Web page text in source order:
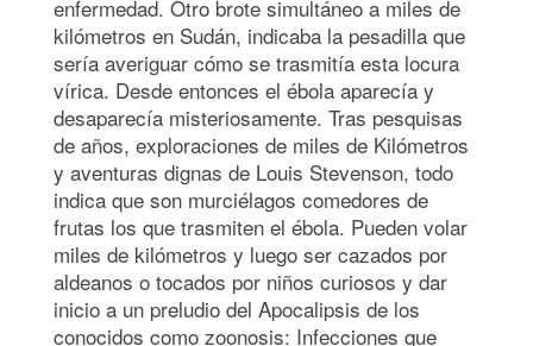
enfermedad. Otro brote simultáneo a miles de
kilómetros en Sudán, indicaba la pesadilla que
sería averiguar cómo se trasmitía esta locura
vírica. Desde entonces el ébola aparecía y
desaparecía misteriosamente. Tras pesquisas
de años, exploraciones de miles de Kilómetros
y aventuras dignas de Louis Stevenson, todo
indica que son murciélagos comedores de
frutas los que trasmiten el ébola. Pueden volar
miles de kilómetros y luego ser cazados por
aldeanos o tocados por niños curiosos y dar
inicio a un preludio del Apocalipsis de los
conocidos como zoonosis: Infecciones que